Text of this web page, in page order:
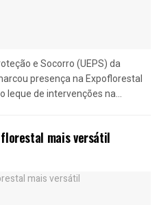
e Socorro (UEPS) da
presença na Expoflorestal
leque de intervenções na...
mais versátil